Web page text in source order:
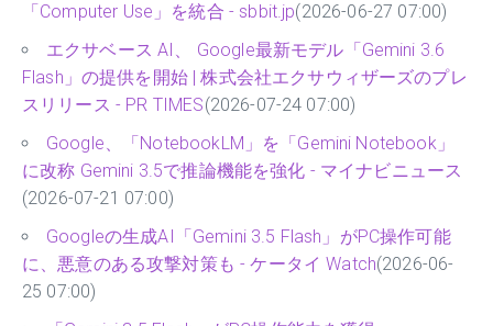
「Computer Use」を統合 - sbbit.jp(2026-06-27 07:00)
エクサベース AI、 Google最新モデル「Gemini 3.6
Flash」の提供を開始 | 株式会社エクサウィザーズのプレ
スリリース - PR TIMES(2026-07-24 07:00)
Google、「NotebookLM」を「Gemini Notebook」
に改称 Gemini 3.5で推論機能を強化 - マイナビニュース
(2026-07-21 07:00)
Googleの生成AI「Gemini 3.5 Flash」がPC操作可能
に、悪意のある攻撃対策も - ケータイ Watch(2026-06-
25 07:00)